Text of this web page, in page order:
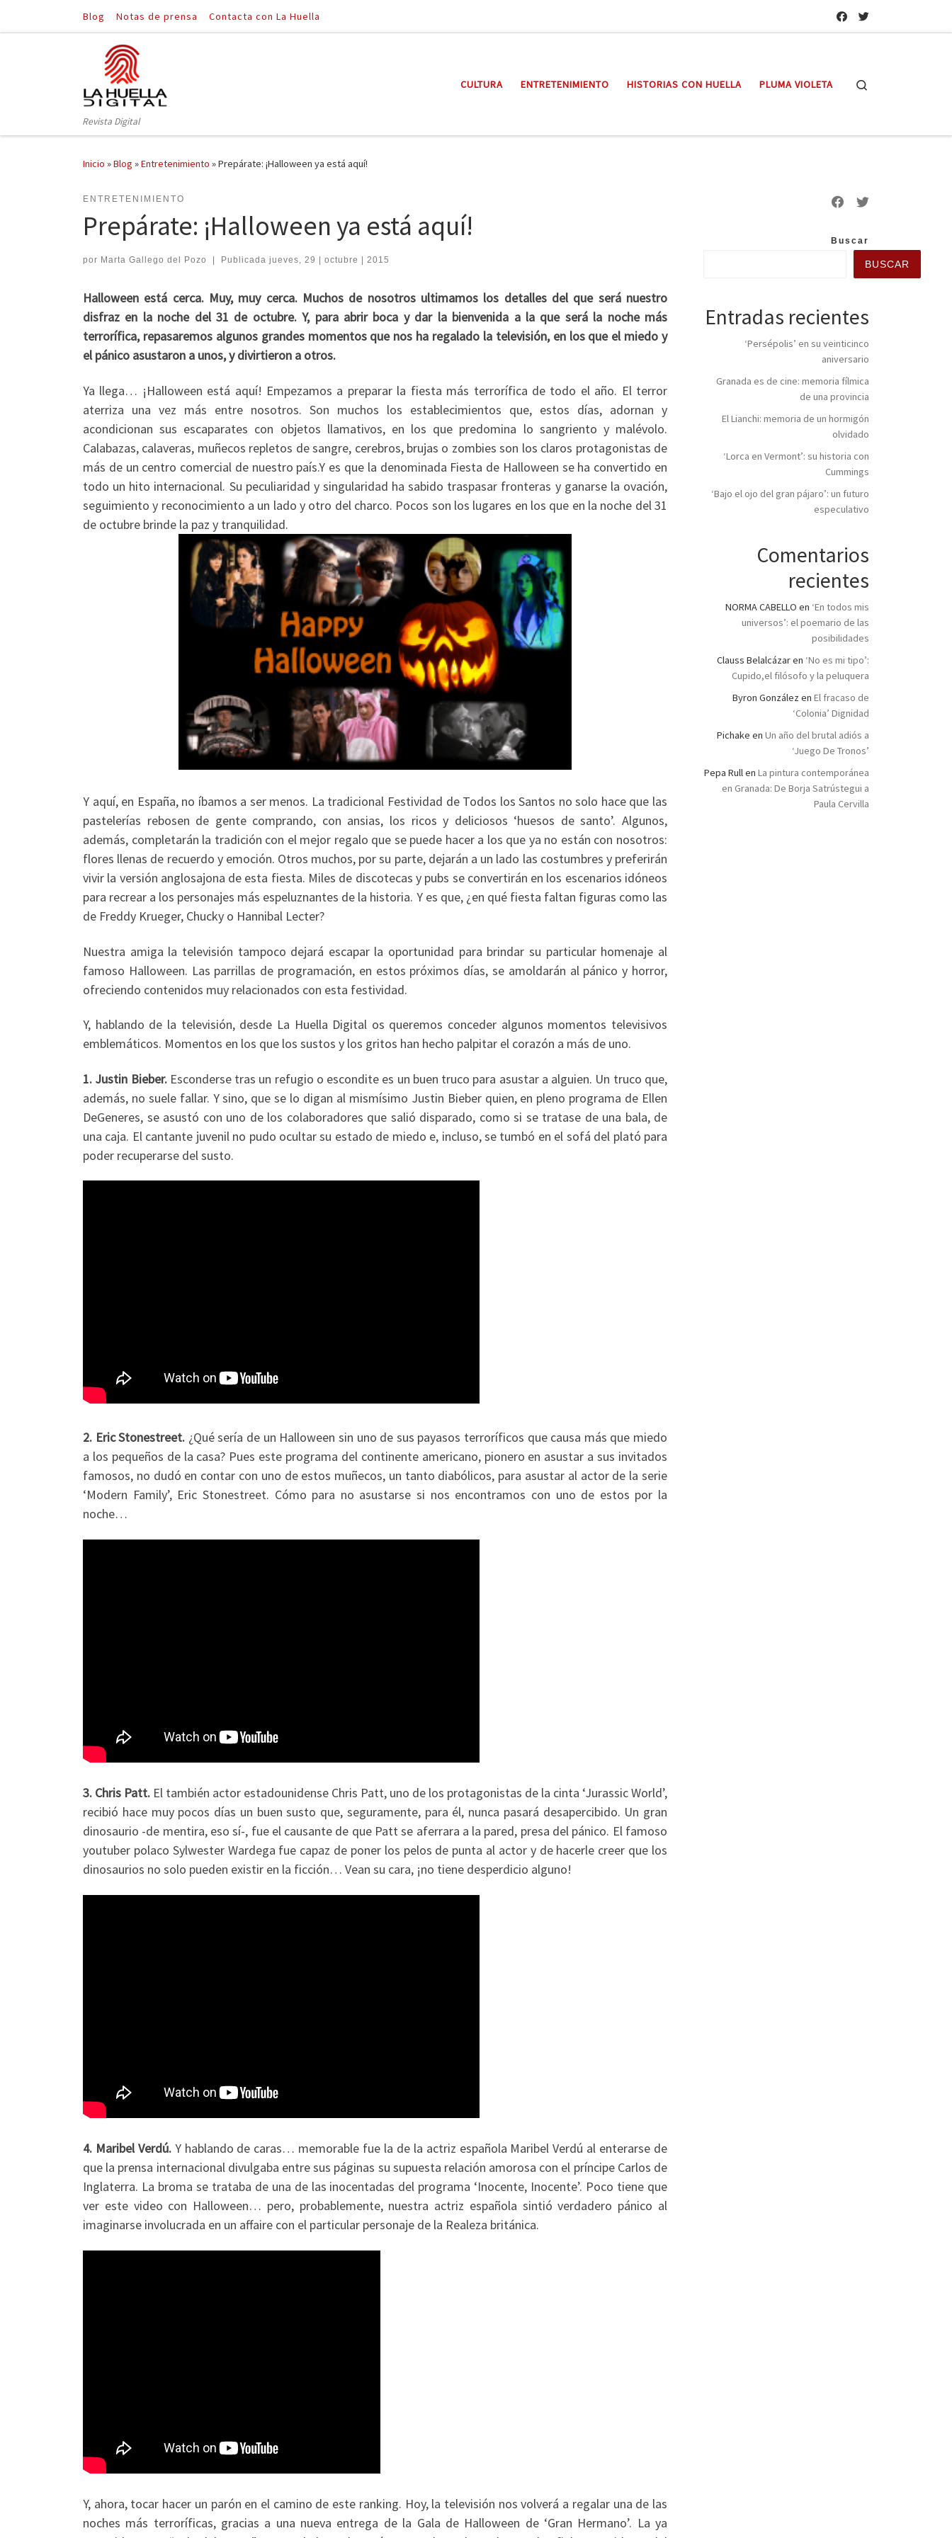
Saltar al contenido
Blog Notas de prensa Contacta con La Huella
Revista Digital
CULTURA ENTRETENIMIENTO HISTORIAS CON HUELLA PLUMA VIOLETA
Inicio »Blog »Entretenimiento »Prepárate: ¡Halloween ya está aquí!
ENTRETENIMIENTO
Prepárate: ¡Halloween ya está aquí!
por Marta Gallego del Pozo Publicada jueves, 29 | octubre | 2015
Halloween está cerca. Muy, muy cerca. Muchos de nosotros ultimamos los detalles del que será nuestro
disfraz en la noche del 31 de octubre. Y, para abrir boca y dar la bienvenida a la que será la noche más
terrorífica, repasaremos algunos grandes momentos que nos ha regalado la televisión, en los que el miedo y
el pánico asustaron a unos, y divirtieron a otros.
Ya llega… ¡Halloween está aquí! Empezamos a preparar la fiesta más terrorífica de todo el año. El terror
aterriza una vez más entre nosotros. Son muchos los establecimientos que, estos días, adornan y
acondicionan sus escaparates con objetos llamativos, en los que predomina lo sangriento y malévolo.
Calabazas, calaveras, muñecos repletos de sangre, cerebros, brujas o zombies son los claros protagonistas de
más de un centro comercial de nuestro país.Y es que la denominada Fiesta de Halloween se ha convertido en
todo un hito internacional. Su peculiaridad y singularidad ha sabido traspasar fronteras y ganarse la ovación,
seguimiento y reconocimiento a un lado y otro del charco. Pocos son los lugares en los que en la noche del 31
de octubre brinde la paz y tranquilidad.
Y aquí, en España, no íbamos a ser menos. La tradicional Festividad de Todos los Santos no solo hace que las
pastelerías rebosen de gente comprando, con ansias, los ricos y deliciosos ‘huesos de santo’. Algunos,
además, completarán la tradición con el mejor regalo que se puede hacer a los que ya no están con nosotros:
flores llenas de recuerdo y emoción. Otros muchos, por su parte, dejarán a un lado las costumbres y preferirán
vivir la versión anglosajona de esta fiesta. Miles de discotecas y pubs se convertirán en los escenarios idóneos
para recrear a los personajes más espeluznantes de la historia. Y es que, ¿en qué fiesta faltan figuras como las
de Freddy Krueger, Chucky o Hannibal Lecter?
Nuestra amiga la televisión tampoco dejará escapar la oportunidad para brindar su particular homenaje al
famoso Halloween. Las parrillas de programación, en estos próximos días, se amoldarán al pánico y horror,
ofreciendo contenidos muy relacionados con esta festividad.
Y, hablando de la televisión, desde La Huella Digital os queremos conceder algunos momentos televisivos
emblemáticos. Momentos en los que los sustos y los gritos han hecho palpitar el corazón a más de uno.
1. Justin Bieber.Esconderse tras un refugio o escondite es un buen truco para asustar a alguien. Un truco que,
además, no suele fallar. Y sino, que se lo digan al mismísimo Justin Bieber quien, en pleno programa de Ellen
DeGeneres, se asustó con uno de los colaboradores que salió disparado, como si se tratase de una bala, de
una caja. El cantante juvenil no pudo ocultar su estado de miedo e, incluso, se tumbó en el sofá del plató para
poder recuperarse del susto.
2. Eric Stonestreet. ¿Qué sería de un Halloween sin uno de sus payasos terroríficos que causa más que miedo
a los pequeños de la casa? Pues este programa del continente americano, pionero en asustar a sus invitados
famosos, no dudó en contar con uno de estos muñecos, un tanto diabólicos, para asustar al actor de la serie
‘Modern Family’, Eric Stonestreet. Cómo para no asustarse si nos encontramos con uno de estos por la
noche…
3. Chris Patt. El también actor estadounidense Chris Patt, uno de los protagonistas de la cinta ‘Jurassic World’,
recibió hace muy pocos días un buen susto que, seguramente, para él, nunca pasará desapercibido. Un gran
dinosaurio -de mentira, eso sí-, fue el causante de que Patt se aferrara a la pared, presa del pánico. El famoso
youtuber polaco Sylwester Wardega fue capaz de poner los pelos de punta al actor y de hacerle creer que los
dinosaurios no solo pueden existir en la ficción… Vean su cara, ¡no tiene desperdicio alguno!
4. Maribel Verdú.Y hablando de caras… memorable fue la de la actriz española Maribel Verdú al enterarse de
que la prensa internacional divulgaba entre sus páginas su supuesta relación amorosa con el príncipe Carlos de
Inglaterra. La broma se trataba de una de las inocentadas del programa ‘Inocente, Inocente’. Poco tiene que
ver este video con Halloween… pero, probablemente, nuestra actriz española sintió verdadero pánico al
imaginarse involucrada en un affaire con el particular personaje de la Realeza británica.
Y, ahora, tocar hacer un parón en el camino de este ranking. Hoy, la televisión nos volverá a regalar una de las
noches más terroríficas, gracias a una nueva entrega de la Gala de Halloween de ‘Gran Hermano’. La ya
Buscar
BUSCAR
Entradas recientes
‘Persépolis’ en su veinticinco
aniversario
Granada es de cine: memoria fílmica
de una provincia
El Lianchi: memoria de un hormigón
olvidado
‘Lorca en Vermont’: su historia con
Cummings
‘Bajo el ojo del gran pájaro’: un futuro
especulativo
Comentarios
recientes
NORMA CABELLO en ‘En todos mis
universos’: el poemario de las
posibilidades
Clauss Belalcázaren ‘No es mi tipo’:
Cupido,el filósofo y la peluquera
Byron González en El fracaso de
‘Colonia’ Dignidad
Pichake en Un año del brutal adiós a
‘Juego De Tronos’
Pepa Rullen La pintura contemporánea
en Granada: De Borja Satrústegui a
Paula Cervilla